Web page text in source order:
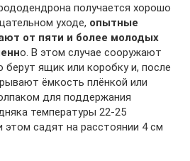
получается хорошо
уходе, опытные
от пяти и более молодых
о. В этом случае сооружают
берут ящик или коробку и, после
ёмкость плёнкой или
для поддержания
температуры 22-25
этом садят на расстоянии 4 см